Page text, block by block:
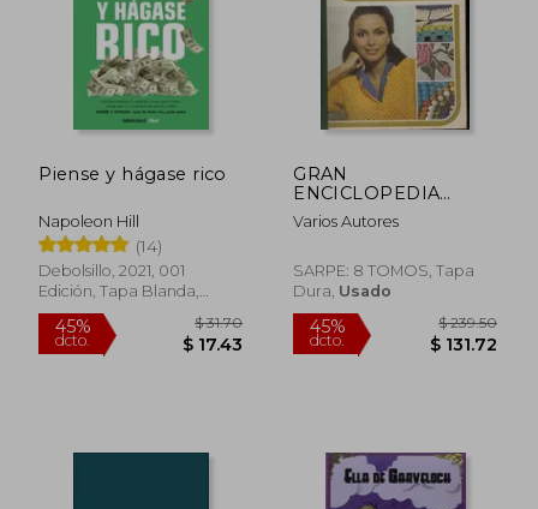
Piense y hágase rico
Napoleon Hill
(14)
Debolsillo, 2021, 001
Edición, Tapa Blanda,
Nuevo
GRAN
ENCICLOPEDIA
PUNTO Y COSTURA
(8 TOMOS)
Varios Autores
SARPE: 8 TOMOS, Tapa
Dura, Usado